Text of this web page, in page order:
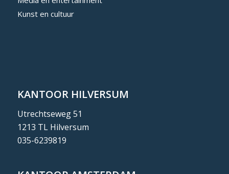
Kunst en cultuur
KANTOOR HILVERSUM
Utrechtseweg 51
1213 TL Hilversum
035-6239819